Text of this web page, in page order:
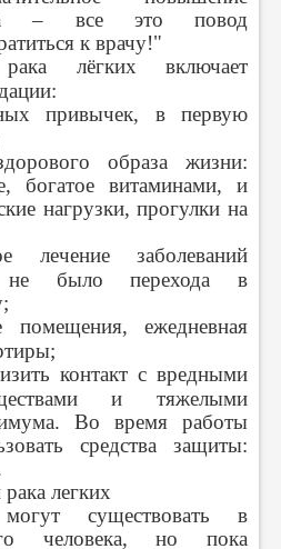
– все это повод
к врачу!"
лёгких включает
привычек, в первую
образа жизни:
богатое витаминами, и
нагрузки, прогулки на
лечение заболеваний
не было перехода в
помещения, ежедневная
контакт с вредными
и тяжелыми
Во время работы
средства защиты:
легких
существовать в
человека, но пока